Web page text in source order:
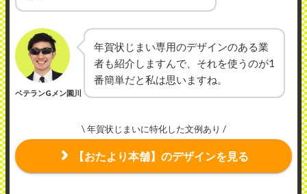
ベテランGメン園川
年賀状じまい専用のデザインのある業
者も紹介しますんで、それを使うのが1
番簡単だと私は思いますね。
\ 年賀状じまいに特化した文例あり /
【おたより本舗】のデザインを見る